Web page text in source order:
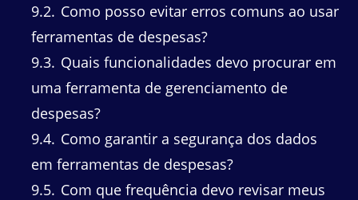
9.2 Como posso evitar erros comuns ao usar
ferramentas de despesas?
9.3 Quais funcionalidades devo procurar em
uma ferramenta de gerenciamento de
despesas?
9.4 Como garantir a segurança dos dados
em ferramentas de despesas?
9.5 Com que frequência devo revisar meus